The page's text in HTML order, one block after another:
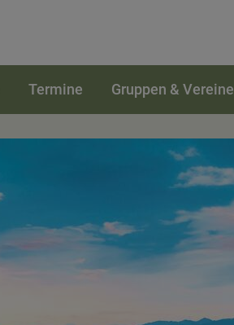
Termine Gruppen & Vereine